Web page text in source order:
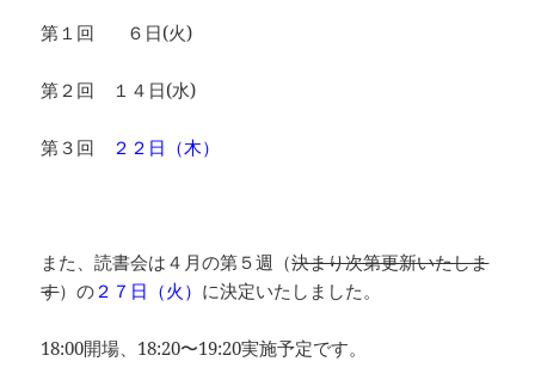
第１回 ６日(火)
第２回 １４日(水)
第３回 ２２日（木）
また、読書会は４月の第５週（決まり次第更新いたしま
す）の２７日（火） に決定いたしました。
18:00開場、18:20〜19:20実施予定です。